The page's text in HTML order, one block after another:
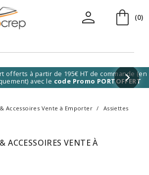
shopping_bag (0)
person
offerts à partir de 195€ HT de commande (en
avec le code Promo PORTOFFERT
Accessoires Vente à Emporter Assiettes
ACCESSOIRES VENTE À